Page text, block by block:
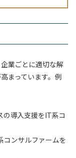
業ごとに適切な解
まっています。例
の導入支援をIT系コ
コンサルファームを